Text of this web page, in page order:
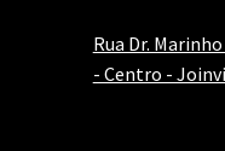
Rua Dr.
- Centro -